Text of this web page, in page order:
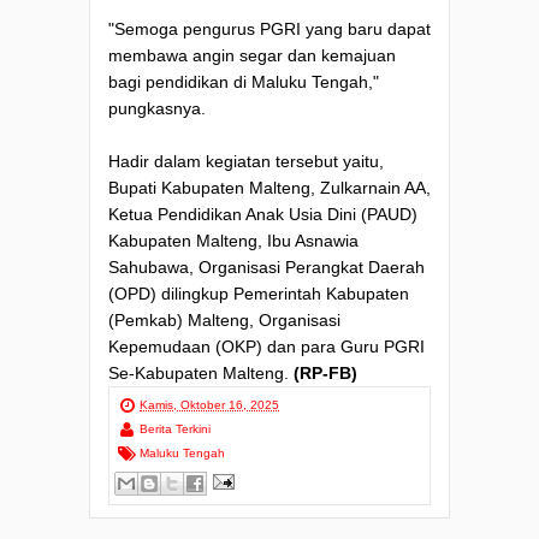
"Semoga pengurus PGRI yang baru dapat
membawa angin segar dan kemajuan
bagi pendidikan di Maluku Tengah,"
pungkasnya.
Hadir dalam kegiatan tersebut yaitu,
Bupati Kabupaten Malteng, Zulkarnain AA,
Ketua Pendidikan Anak Usia Dini (PAUD)
Kabupaten Malteng, Ibu Asnawia
Sahubawa, Organisasi Perangkat Daerah
(OPD) dilingkup Pemerintah Kabupaten
(Pemkab) Malteng, Organisasi
Kepemudaan (OKP) dan para Guru PGRI
Se-Kabupaten Malteng. (RP-FB)
Kamis, Oktober 16, 2025
Berita Terkini
Maluku Tengah